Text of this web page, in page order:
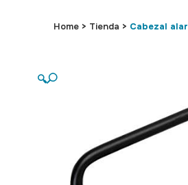
c
Home > Tienda > Cabezal
🔍